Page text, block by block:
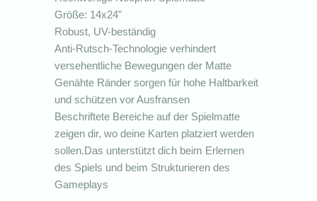
Größe: 14x24"
Robust, UV-beständig
Anti-Rutsch-Technologie verhindert
versehentliche Bewegungen der Matte
Genähte Ränder sorgen für hohe Haltbarkeit
und schützen vor Ausfransen
Beschriftete Bereiche auf der Spielmatte
zeigen dir, wo deine Karten platziert werden
sollen.Das unterstützt dich beim Erlernen
des Spiels und beim Strukturieren des
Gameplays